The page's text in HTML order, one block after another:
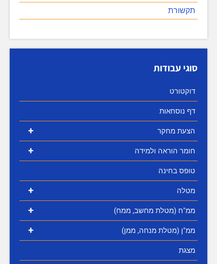
תקשורת
סוגי עבודות
דוקטורט
דף נוסחאות
+ הצעת מחקר
+
חומר הוראה ולמידה
טופס בחינה
+ מטלה
+ ממ"ח (מטלת מחשב, ממח)
+
ממ"ן (מטלת מנחה, ממן)
מצגת